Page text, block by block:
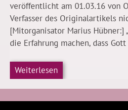
veröffentlicht am 01.03.16 von
Verfasser des Originalartikels
[Mitorganisator Marius
die Erfahrung machen, dass
Weiterlesen